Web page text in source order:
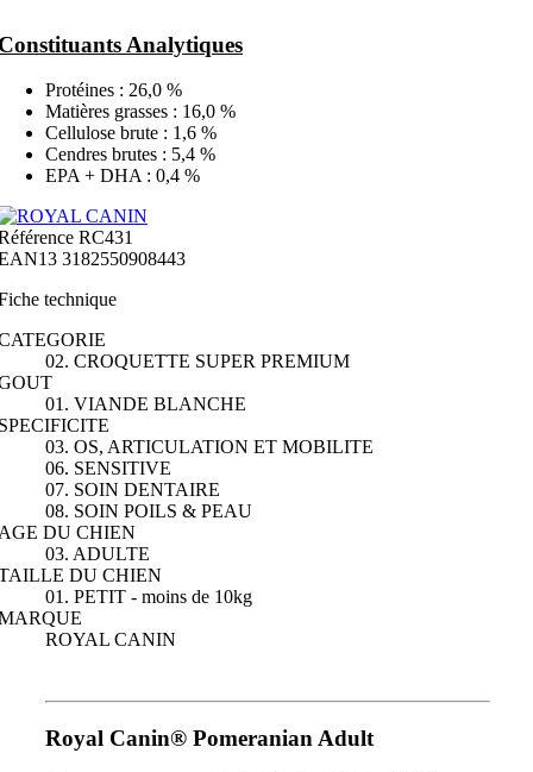
Analytiques
Protéines : 26,0 %
Matières grasses : 16,0 %
Cellulose brute : 1,6 %
Cendres brutes : 5,4 %
EPA + DHA : 0,4 %
RC431
3182550908443
technique
02. CROQUETTE SUPER PREMIUM
01. VIANDE BLANCHE
03. OS, ARTICULATION ET MOBILITE
06. SENSITIVE
07. SOIN DENTAIRE
08. SOIN POILS & PEAU
DU CHIEN
03. ADULTE
DU CHIEN
01. PETIT - moins de 10kg
ROYAL CANIN
Royal Canin® Pomeranian Adult